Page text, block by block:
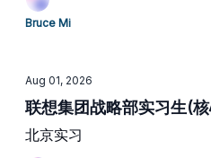
Bruce Mi
Aug 01, 2026
联想集团战略部实习生(
北京实习